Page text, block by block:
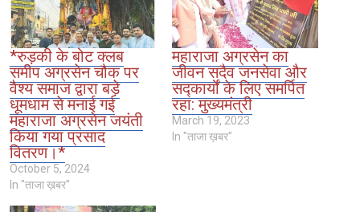
*रुड़की के बोट क्लब
समीप अग्रसेन चौक पर
वैश्य समाज द्वारा बड़े
धूमधाम से मनाई गई
महाराजा अग्रसेन जयंती
किया गया प्रसाद
वितरण।*
October 5, 2024
In "ताजा ख़बर"
महाराजा अग्रसेन का
जीवन सदैव जनसेवा और
सद्कार्यों के लिए समर्पित
रहा: मुख्यमंत्री
March 19, 2023
In "ताजा ख़बर"